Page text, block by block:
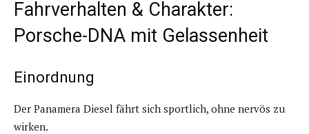
Fahrverhalten & Charakter:
Porsche-DNA mit Gelassenheit
Einordnung
Der Panamera Diesel fährt sich sportlich, ohne nervös zu
wirken.